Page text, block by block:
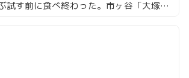
味変6種をぜんぶ試す前に食べ終わった。市ヶ谷「大塚や」の辛味噌ラーメン